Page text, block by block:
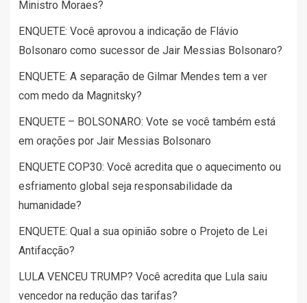
Ministro Moraes?
ENQUETE: Você aprovou a indicação de Flávio
Bolsonaro como sucessor de Jair Messias Bolsonaro?
ENQUETE: A separação de Gilmar Mendes tem a ver
com medo da Magnitsky?
ENQUETE – BOLSONARO: Vote se você também está
em orações por Jair Messias Bolsonaro
ENQUETE COP30: Você acredita que o aquecimento ou
esfriamento global seja responsabilidade da
humanidade?
ENQUETE: Qual a sua opinião sobre o Projeto de Lei
Antifacção?
LULA VENCEU TRUMP? Você acredita que Lula saiu
vencedor na redução das tarifas?